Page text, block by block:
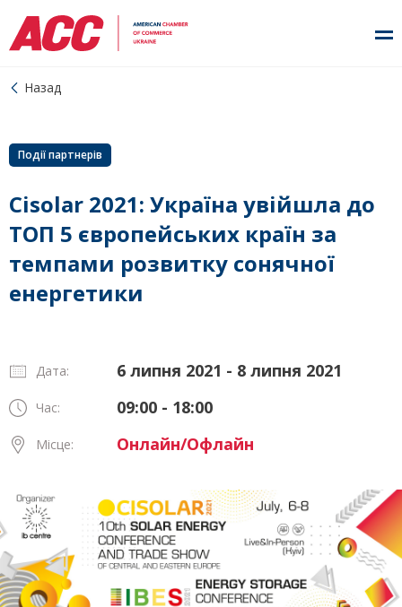
Назад
Події партнерів
Cisolar 2021: Україна увійшла до
ТОП 5 європейських країн за
темпами розвитку сонячної
енергетики
Дата: 6 липня 2021 - 8 липня 2021
Час: 09:00 - 18:00
Місце: Онлайн/Офлайн